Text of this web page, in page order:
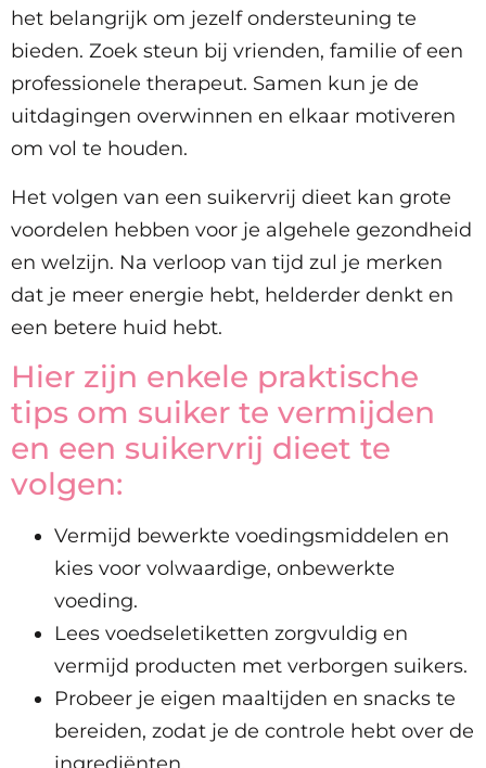
het belangrijk om jezelf ondersteuning te
bieden. Zoek steun bij vrienden, familie of een
professionele therapeut. Samen kun je de
uitdagingen overwinnen en elkaar motiveren
om vol te houden.
Het volgen van een suikervrij dieet kan grote
voordelen hebben voor je algehele gezondheid
en welzijn. Na verloop van tijd zul je merken
dat je meer energie hebt, helderder denkt en
een betere huid hebt.
Hier zijn enkele praktische
tips om suiker te vermijden
en een suikervrij dieet te
volgen:
Vermijd bewerkte voedingsmiddelen en
kies voor volwaardige, onbewerkte
voeding.
Lees voedseletiketten zorgvuldig en
vermijd producten met verborgen suikers.
Probeer je eigen maaltijden en snacks te
bereiden, zodat je de controle hebt over de